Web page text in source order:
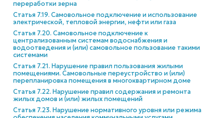
переработки зерна
Статья 7.19. Самовольное подключение и использование
электрической, тепловой энергии, нефти или газа
Статья 7.20. Самовольное подключение к
централизованным системам водоснабжения и
водоотведения и (или) самовольное пользование такими
системами
Статья 7.21. Нарушение правил пользования жилыми
помещениями. Самовольные переустройство и (или)
перепланировка помещения в многоквартирном доме
Статья 7.22. Нарушение правил содержания и ремонта
жилых домов и (или) жилых помещений
Статья 7.23. Нарушение нормативного уровня или режима